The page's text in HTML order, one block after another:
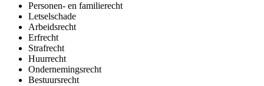
Personen- en familierecht
Letselschade
Arbeidsrecht
Erfrecht
Strafrecht
Huurrecht
Ondernemingsrecht
Bestuursrecht